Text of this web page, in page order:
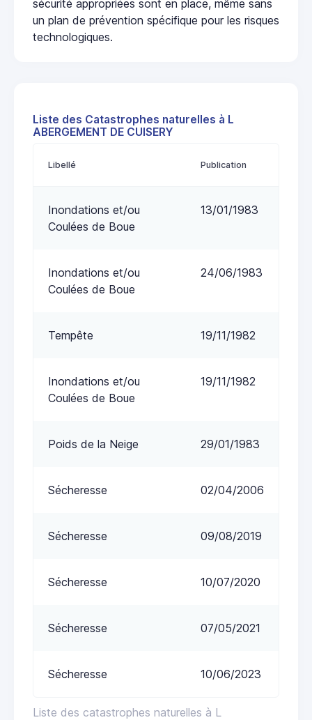
sécurité appropriées sont en place, même sans
un plan de prévention spécifique pour les risques
technologiques.
Liste des Catastrophes naturelles à L
ABERGEMENT DE CUISERY
Liste des catastrophes naturelles à L
Libellé Publication
Inondations et/ou
Coulées de Boue
13/01/1983
Inondations et/ou
Coulées de Boue
24/06/1983
Tempête 19/11/1982
Inondations et/ou
Coulées de Boue
19/11/1982
Poids de la Neige 29/01/1983
Sécheresse 02/04/2006
Sécheresse 09/08/2019
Sécheresse 10/07/2020
Sécheresse 07/05/2021
Sécheresse 10/06/2023